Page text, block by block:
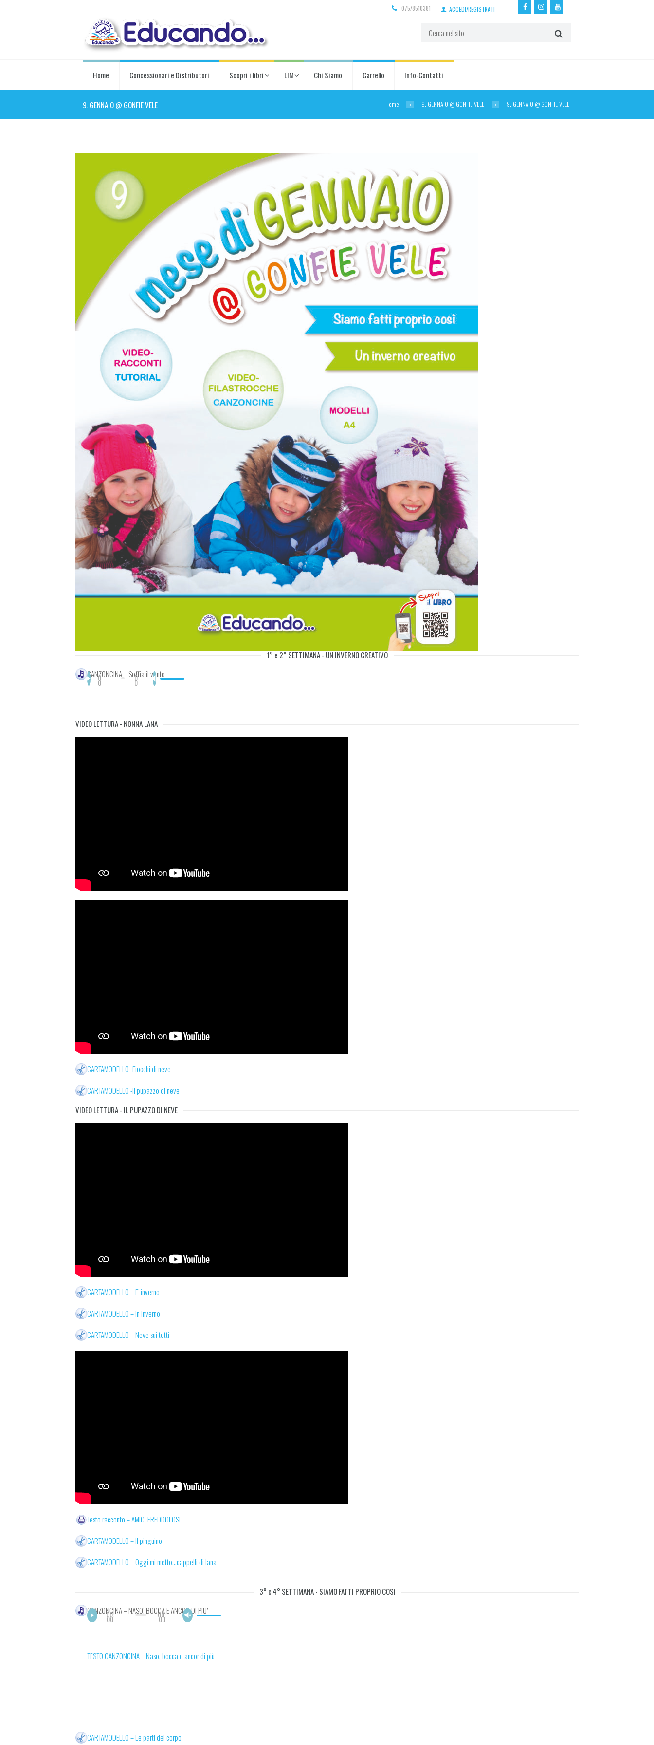
075/8510381 ACCEDI/REGISTRATI
Home Concessionari e Distributori Scopri i libri LIM Chi Siamo Carrello Info-Contatti
9. GENNAIO @ GONFIE VELE Home 9. GENNAIO @ GONFIE VELE 9. GENNAIO @ GONFIE VELE
1° e 2° SETTIMANA - UN INVERNO CREATIVO
CANZONCINA – Soffia il vento
0
0
:
0
0
:
VIDEO LETTURA - NONNA LANA
CARTAMODELLO -Fiocchi di neve
CARTAMODELLO -Il pupazzo di neve
VIDEO LETTURA - IL PUPAZZO DI NEVE
CARTAMODELLO – E’ inverno
CARTAMODELLO – In inverno
CARTAMODELLO – Neve sui tetti
Testo racconto – AMICI FREDDOLOSI
CARTAMODELLO – Il pinguino
CARTAMODELLO – Oggi mi metto…cappelli di lana
3° e 4° SETTIMANA - SIAMO FATTI PROPRIO COSì
CANZONCINA – NASO, BOCCA E ANCOR DI PIU’
00:
00 00:
00
TESTO CANZONCINA – Naso, bocca e ancor di più
CARTAMODELLO – Le parti del corpo